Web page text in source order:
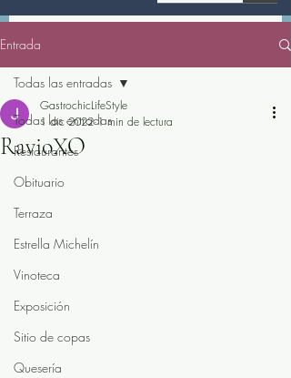
Entrada
Todas las entradas
Restaurantes
Obituario
Terraza
Estrella Michelín
Vinoteca
Exposición
Sitio de copas
Quesería
Todas las entradas
RavioXO
GastrochicLifeStyle
1 dic 2022 1 min de lectura